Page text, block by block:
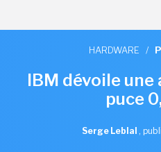
HARDWARE /
IBM dévoile
puce
Serge Leblal ,